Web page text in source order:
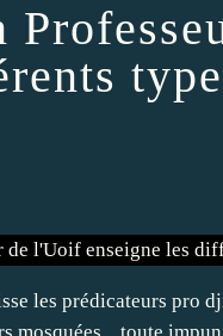
les prédicateurs pro